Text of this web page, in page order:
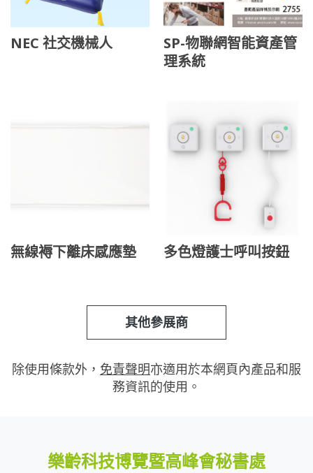
NEC 社交機械人
SP-物聯網智能資產管
理系統
無線褥下離床感應墊 多色燈護士呼叫按鈕
其他參展商
除使用條款外， 免責聲明亦適用於本網頁內產品和服
務資訊的使用。
樂齡科技博覽暨高峰會秘書處